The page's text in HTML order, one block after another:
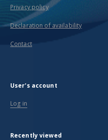
Privacy policy
Declaration of availability
Contact
User's account
Log in
Recently viewed